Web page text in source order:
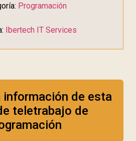
Programación
Ibertech IT Services
información de esta
teletrabajo de